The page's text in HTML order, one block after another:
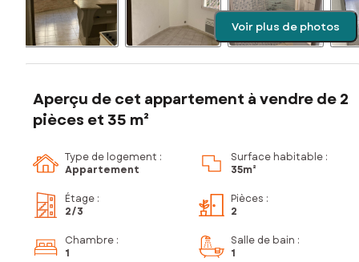
Voir plus de photos
Aperçu de cet appartement à vendre de 2
pièces et 35 m²
Type de logement :
Appartement
Surface habitable :
35m²
Étage :
2/3
Pièces :
2
Chambre :
1
Salle de bain :
1